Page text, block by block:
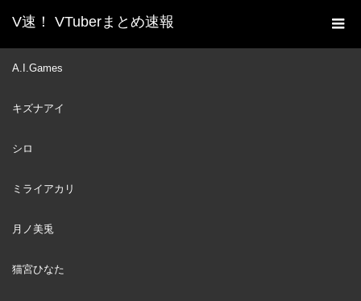
V速！ VTuberまとめ速報
A.I.Games
キズナアイ
シロ
ミライアカリ
月ノ美兎
猫宮ひなた
ホーム
新着動画一覧
両字幕 ホロライブEN 翻訳 切り抜き】
NOV